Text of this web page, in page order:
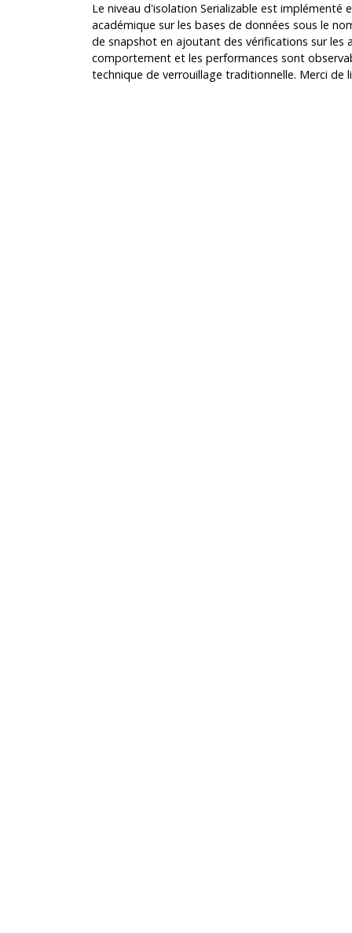
Le niveau d'isolation Serializable est
académique sur les bases de données sous le
de snapshot en ajoutant des vérifications sur les
comportement et les performances sont
technique de verrouillage traditionnelle. Merci de